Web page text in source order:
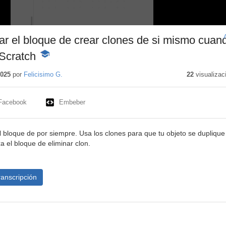
el bloque de crear clones de si mismo
-
educativo
por Felicisimo G. 22
Embeber
bloque de por siempre. Usa los clones para que tu objeto se duplique
el bloque de eliminar clon.